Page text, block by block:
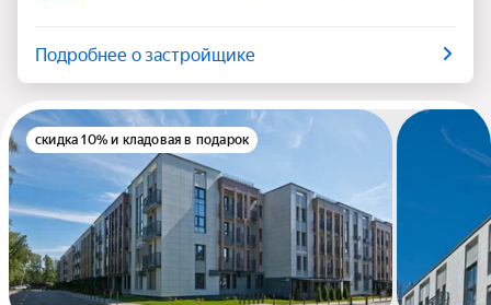
Подробнее о застройщике
скидка 10% и кладовая в подарок